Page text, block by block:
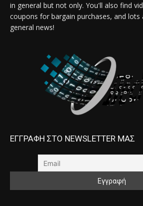
in general but not only. You'll also find
coupons for bargain purchases, and
general news!
ΕΓΓΡΑΦΗ ΣΤΟ NEWSLETTER ΜΑΣ